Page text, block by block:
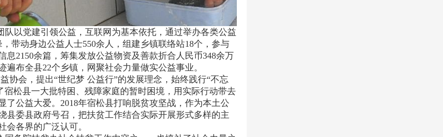
队以党建引领公益，互联网为基本依托，通过举办各类公益
带动身边公益人士550余人，组建乡镇联络站18个，参与
2150余篇，筹集发放公益物资及善款折合人民币348余万
布全县22个乡镇，网聚社会力量做实公益事业。
协会，提出“世纪梦 公益行”的发展理念，始终践行“不忘
松县一大批特困、残障家庭的暂时困境，用实际行动带去
公益大爱。2018年宿松县打响脱贫攻坚战，作为本土公
县委县政府号召，把扶贫工作结合实际开展形式多样的主
会各界的广泛认可。